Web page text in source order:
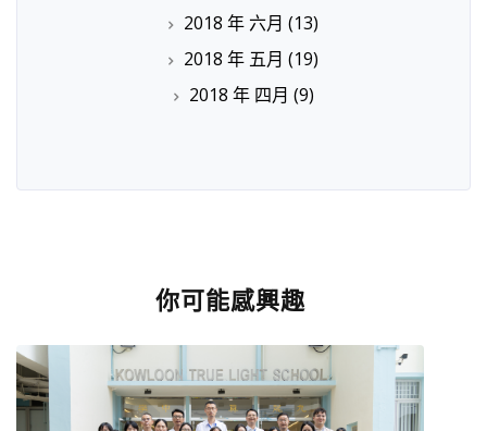
2018 年 六月 (13)
2018 年 五月 (19)
2018 年 四月 (9)
你可能感興趣